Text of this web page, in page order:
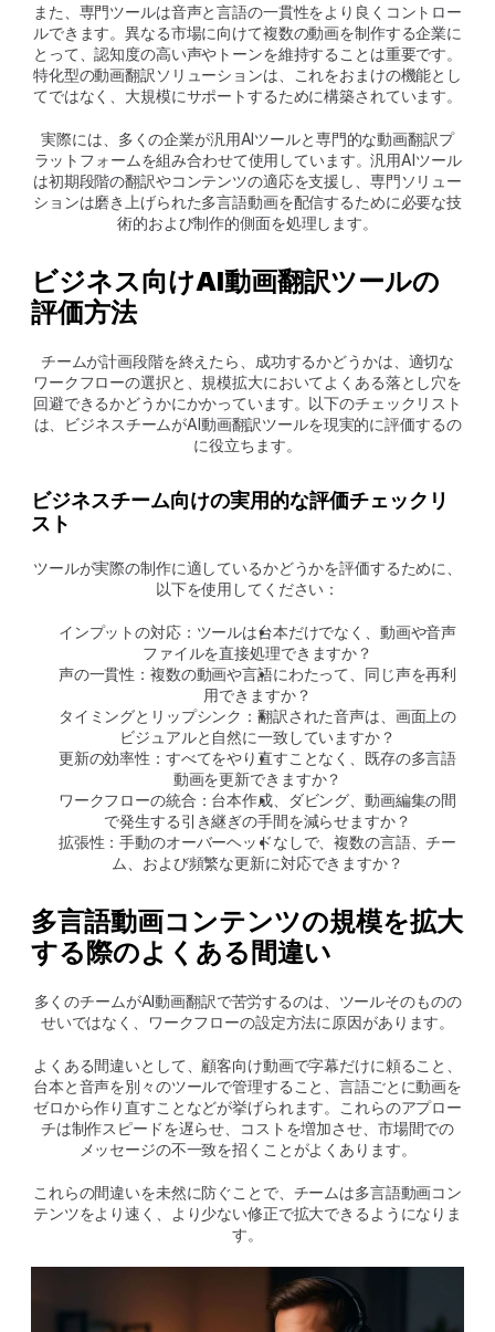
また、専門ツールは音声と言語の一貫性をより良くコントロー
ルできます。異なる市場に向けて複数の動画を制作する企業に
とって、認知度の高い声やトーンを維持することは重要です。
特化型の動画翻訳ソリューションは、これをおまけの機能とし
てではなく、大規模にサポートするために構築されています。
実際には、多くの企業が汎用AIツールと専門的な動画翻訳プ
ラットフォームを組み合わせて使用しています。汎用AIツール
は初期段階の翻訳やコンテンツの適応を支援し、専門ソリュー
ションは磨き上げられた多言語動画を配信するために必要な技
術的および制作的側面を処理します。
ビジネス向けAI動画翻訳ツールの
評価方法
チームが計画段階を終えたら、成功するかどうかは、適切な
ワークフローの選択と、規模拡大においてよくある落とし穴を
回避できるかどうかにかかっています。以下のチェックリスト
は、ビジネスチームがAI動画翻訳ツールを現実的に評価するの
に役立ちます。
ビジネスチーム向けの実用的な評価チェックリ
スト
ツールが実際の制作に適しているかどうかを評価するために、
以下を使用してください：
インプットの対応：ツールは台本だけでなく、動画や音声
ファイルを直接処理できますか？
声の一貫性：複数の動画や言語にわたって、同じ声を再利
用できますか？
タイミングとリップシンク：翻訳された音声は、画面上の
ビジュアルと自然に一致していますか？
更新の効率性：すべてをやり直すことなく、既存の多言語
動画を更新できますか？
ワークフローの統合：台本作成、ダビング、動画編集の間
で発生する引き継ぎの手間を減らせますか？
拡張性：手動のオーバーヘッドなしで、複数の言語、チー
ム、および頻繁な更新に対応できますか？
多言語動画コンテンツの規模を拡大
する際のよくある間違い
多くのチームがAI動画翻訳で苦労するのは、ツールそのものの
せいではなく、ワークフローの設定方法に原因があります。
よくある間違いとして、顧客向け動画で字幕だけに頼ること、
台本と音声を別々のツールで管理すること、言語ごとに動画を
ゼロから作り直すことなどが挙げられます。これらのアプロー
チは制作スピードを遅らせ、コストを増加させ、市場間での
メッセージの不一致を招くことがよくあります。
これらの間違いを未然に防ぐことで、チームは多言語動画コン
テンツをより速く、より少ない修正で拡大できるようになりま
す。